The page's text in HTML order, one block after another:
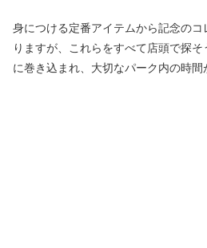
身につける定番アイテムから記念の
りますが、これらをすべて店頭で探
に巻き込まれ、大切なパーク内の時間